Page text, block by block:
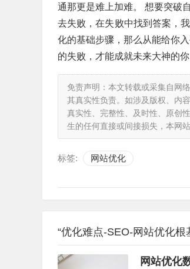
通那更是难上加难。 想要突破
去失败，在失败中找到答案，
化的基础步骤，那么从能给你
的失败，才能成就未来大神的
免责声明：本文转载或采集自网
其真实性负责。如涉及版权、内
真实性、完整性、及时性、原创
生的任何直接或间接损失，本网
标签: 网站优化
“优化难点-SEO-网站优化
网站优化